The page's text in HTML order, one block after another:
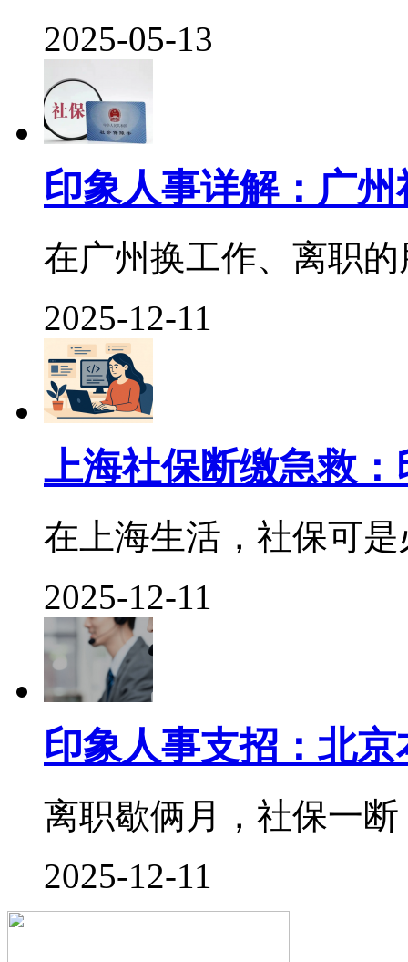
2025-05-13
印象人事详解：广
在广州换工作、离职
2025-12-11
上海社保断缴急救
在上海生活，社保可
2025-12-11
印象人事支招：北
离职歇俩月，社保一
2025-12-11